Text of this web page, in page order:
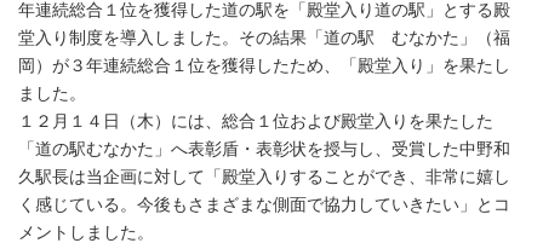
年連続総合１位を獲得した道の駅を「殿堂入り道の駅」とする殿
堂入り制度を導入しました。その結果「道の駅 むなかた」（福
岡）が３年連続総合１位を獲得したため、「殿堂入り」を果たし
ました。
１２月１４日（木）には、総合１位および殿堂入りを果たした
「道の駅むなかた」へ表彰盾・表彰状を授与し、受賞した中野和
久駅長は当企画に対して「殿堂入りすることができ、非常に嬉し
く感じている。今後もさまざまな側面で協力していきたい」とコ
メントしました。